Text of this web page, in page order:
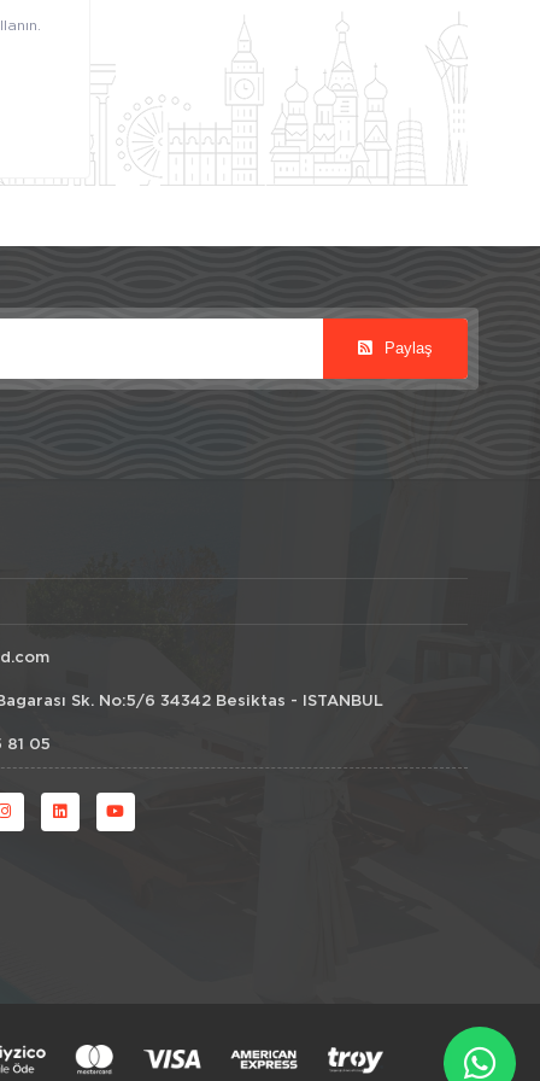
Paylaş
Sk. No:5/6 34342 Besiktas - ISTANBUL
81 05